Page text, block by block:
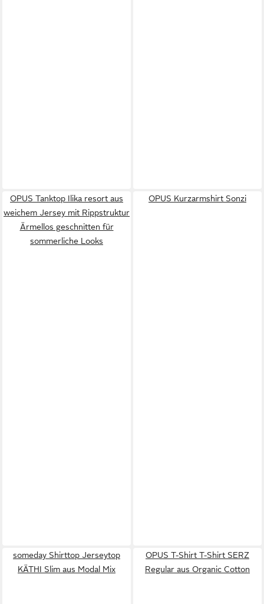
OPUS Tanktop Ilika resort aus
weichem Jersey mit Rippstruktur
Ärmellos geschnitten für
sommerliche Looks
OPUS Kurzarmshirt Sonzi
someday Shirttop Jerseytop
KÄTHI Slim aus Modal Mix
OPUS T-Shirt T-Shirt SERZ
Regular aus Organic Cotton